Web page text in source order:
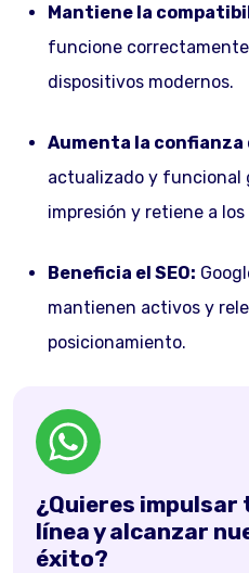
Mantiene la
funcione
dispositivos modernos.
Aumenta la confianza
actualizado y funcional
impresión y retiene a
Beneficia el SEO:
mantienen activos y
posicionamiento.
¿Quieres impulsar
línea y alcanzar
éxito?